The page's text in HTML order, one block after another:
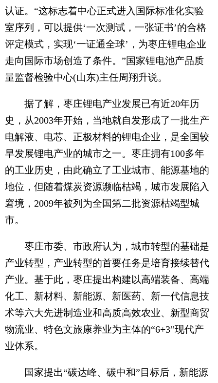
认证。“这标志着中心正式进入国际标准化实验
室序列，可以提供‘一次测试，一张证书’的合格
评定模式，实现‘一证通全球’，为枣庄锂电企业
走向国际市场创造了条件。”国家锂电池产品质
量监督检验中心(山东)主任周翔升说。
据了解，枣庄锂电产业发展已有近20年历
史，从2003年开始，当地就自发形成了一批生产
电解液、电芯、正极材料的锂电企业，是全国较
早发展锂电产业的城市之一。枣庄拥有100多年
的工业历史，由此确立了工业城市、能源基地的
地位，但随着煤炭资源濒临枯竭，城市发展陷入
窘境，2009年被列为全国第二批资源枯竭型城
市。
枣庄市委、市政府认为，城市转型的基础是
产业转型，产业转型的首要任务是培育接续替代
产业。基于此，枣庄提出构建以高端装备、高端
化工、新材料、新能源、新医药、新一代信息技
术等六大先进制造业和高质高效农业、新型商贸
物流业、特色文旅康养业为主体的“6+3”现代产
业体系。
国家提出“碳达峰、碳中和”目标后，新能源